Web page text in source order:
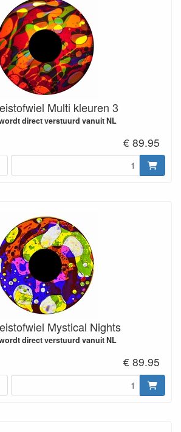
Multi kleuren 3
direct verstuurd vanuit NL
€ 89.95
Mystical Nights
direct verstuurd vanuit NL
€ 89.95